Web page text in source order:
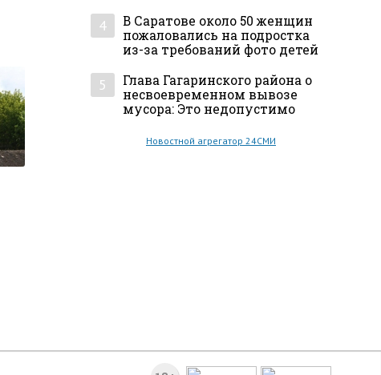
4
В Саратове около 50 женщин
пожаловались на подростка
из-за требований фото детей
5
Глава Гагаринского района о
несвоевременном вывозе
мусора: Это недопустимо
Новостной агрегатор 24СМИ